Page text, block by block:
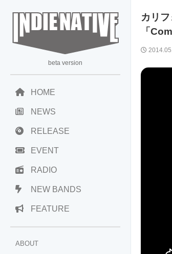
beta version
HOME
NEWS
RELEASE
EVENT
RADIO
NEW BANDS
FEATURE
ABOUT
カリ
「